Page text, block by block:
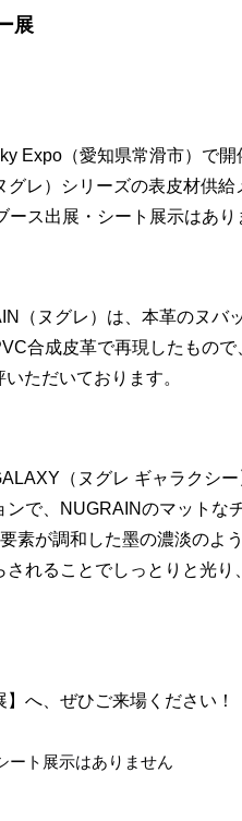
展
Expo（愛知県常滑市）で
レ）シリーズの表皮材供
ス出展・シート展示はあり
（ヌグレ）は、本革のヌバ
合成皮革で再現したもの
ただいております。
（ヌグレ ギャラクシ
で、NUGRAINのマットな
素が調和した墨の濃淡のよ
れることでしっとりと光り
】へ、ぜひご来場ください！
ート展示はありません